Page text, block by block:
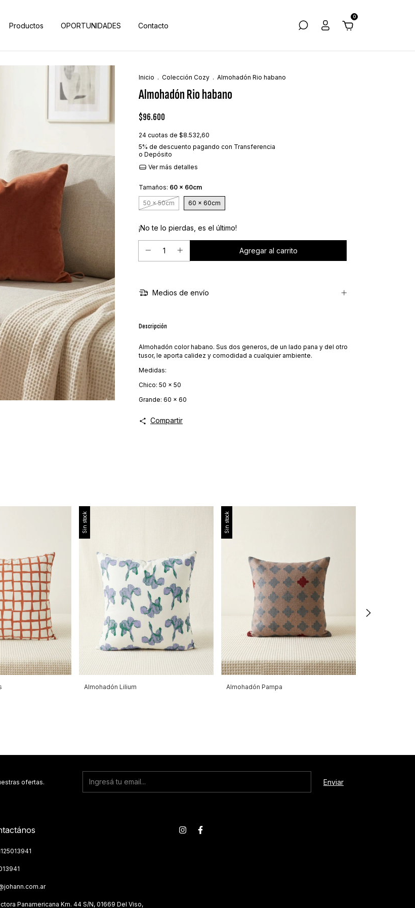
Productos OPORTUNIDADES Contacto
0
Inicio . Colección Cozy . Almohadón Rio habano
Almohadón Rio habano
$96.600
24 cuotas de $8.532,60
5% de descuento pagando con Transferencia
o Depósito
Ver más detalles
Tamaños: 60 x 60cm
50 x 50cm 60 x 60cm
¡No te lo pierdas, es el último!
Medios de envío
Descripción
Almohadón color habano. Sus dos generos, de un lado pana y del otro
tusor, le aporta calidez y comodidad a cualquier ambiente.
Medidas:
Chico: 50 x 50
Grande: 60 x 60
Compartir
Sin stock
Almohadón Lilium
Sin stock
Almohadón Pampa
ofertas.
Panamericana Km. 44 S/N, 01669 Del Viso,